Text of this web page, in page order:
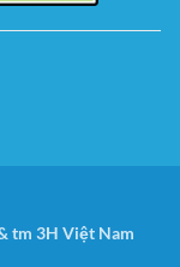
tm 3H Việt Nam